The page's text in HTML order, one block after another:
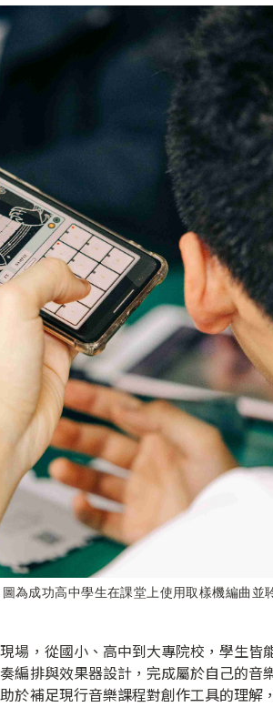
為成功高中學生在課堂上使用取樣機編曲並
，從國小、高中到大專院校，學生皆
編排與效果器設計，完成屬於自己的音
於補足現行音樂課程對創作工具的理解